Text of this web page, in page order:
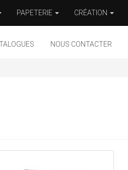
PAPETERIE CRÉATION
NOUS CONTACTER